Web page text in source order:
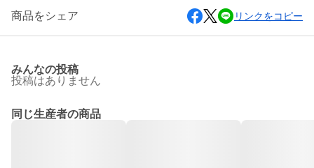
商品をシェア リンクをコピー
みんなの投稿
投稿はありません
同じ生産者の商品